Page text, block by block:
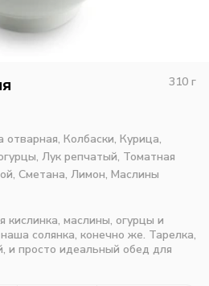
310 г
отварная, Колбаски, Курица,
Лук репчатый, Томатная
Сметана, Лимон, Маслины
кислинка, маслины, огурцы и
солянка, конечно же. Тарелка,
и просто идеальный обед для